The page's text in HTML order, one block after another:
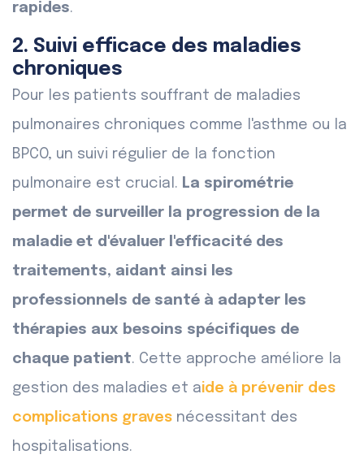
rapides.
2. Suivi efficace des maladies
chroniques
Pour les patients souffrant de maladies
pulmonaires chroniques comme l'asthme ou la
BPCO, un suivi régulier de la fonction
pulmonaire est crucial. La spirométrie
permet de surveiller la progression de la
maladie et d'évaluer l'efficacité des
traitements, aidant ainsi les
professionnels de santé à adapter les
thérapies aux besoins spécifiques de
chaque patient. Cette approche améliore la
gestion des maladies et aide à prévenir des
complications graves nécessitant des
hospitalisations.